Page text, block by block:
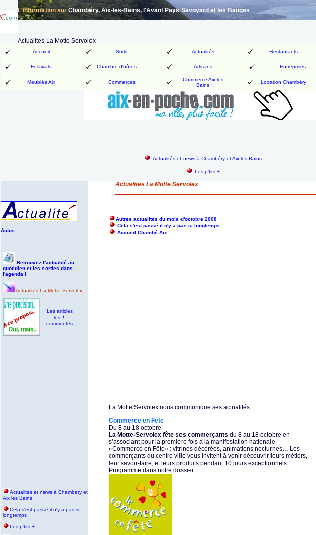
L'information surChambéry, Aix-les-Bains, l'Avant Pays Savoyard et les Bauges
Actualites La Motte Servolex
Accueil Sortir Actualités Restaurants
Festivals Chambre d'hôtes Artisans Entreprises
Meublés Aix Commerces
Commerce Aix les
Bains
Location Chambéry
Actualités et news à Chambéry et Aix les Bains
Les p'tits +
Actualites La Motte Servolex
Actus
Autres actualités du mois d'octobre 2008
Cela s'est passé il n'y a pas si longtemps
Accueil Chambé-Aix
Retrouvez l'actualité au
quotidien et les sorties dans
l'agenda !
Actualites La Motte Servolex
Les articles
les +
commentés
Actualités et news à Chambéry et
Aix les Bains
Cela s'est passé il n'y a pas si
longtemps
Les p'tits +
La Motte Servolex nous communique ses actualités :
Commerce en Fête
Du 8 au 18 octobre
La Motte-Servolex fête ses commerçants du 8 au 18 octobre en
s’associant pour la première fois à la manifestation nationale
«Commerce en Fête» : vitrines décorées, animations nocturnes… Les
commerçants du centre ville vous invitent à venir découvrir leurs métiers,
leur savoir-faire, et leurs produits pendant 10 jours exceptionnels.
Programme dans notre dossier :